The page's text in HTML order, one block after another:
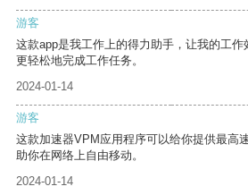
游客
这款app是我工作上的得力助手，让我的工
更轻松地完成工作任务。
2024-01-14
游客
这款加速器VPM应用程序可以给你提供最高
助你在网络上自由移动。
2024-01-14